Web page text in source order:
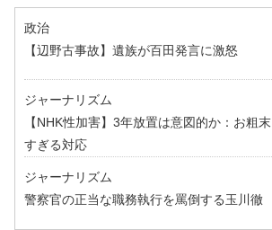
政治
【辺野古事故】遺族が百田発言に激怒
ジャーナリズム
【NHK性加害】3年放置は意図的か：お粗末
すぎる対応
ジャーナリズム
警察官の正当な職務執行を罵倒する玉川徹